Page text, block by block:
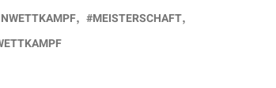
MEISTERSCHAFT